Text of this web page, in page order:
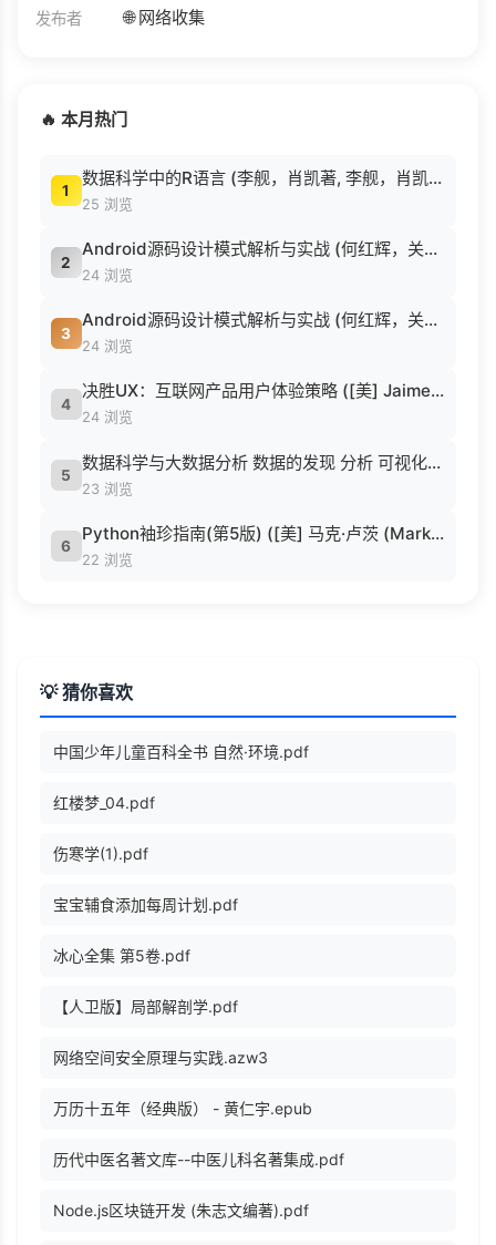
发布者 🌐 网络收集
🔥 本月热门
1
数据科学中的R语言 (李舰，肖凯著, 李舰，肖凯著；吴喜之审校, Pdg2Pic).pdf
25 浏览
2
Android源码设计模式解析与实战 (何红辉，关爱民著, 何红辉, 关爱民著, 何红辉, 关爱民).pdf
24 浏览
3
Android源码设计模式解析与实战 (何红辉，关爱民著, 何红辉, 关爱民著, 何红辉, 关爱民).pdf
24 浏览
4
决胜UX：互联网产品用户体验策略 ([美] Jaime Levy [[美] Jaime Levy]).epub
24 浏览
5
数据科学与大数据分析 数据的发现 分析 可视化与表示 ( etc.).epub
23 浏览
6
Python袖珍指南(第5版) ([美] 马克·卢茨 (Mark Lutz) 著 候荣涛 译).pdf
22 浏览
💡 猜你喜欢
中国少年儿童百科全书 自然·环境.pdf
红楼梦_04.pdf
伤寒学(1).pdf
宝宝辅食添加每周计划.pdf
冰心全集 第5卷.pdf
【人卫版】局部解剖学.pdf
网络空间安全原理与实践.azw3
万历十五年（经典版） - 黄仁宇.epub
历代中医名著文库--中医儿科名著集成.pdf
Node.js区块链开发 (朱志文编著).pdf